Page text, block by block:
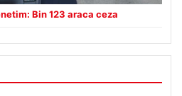
Bin 123 araca ceza